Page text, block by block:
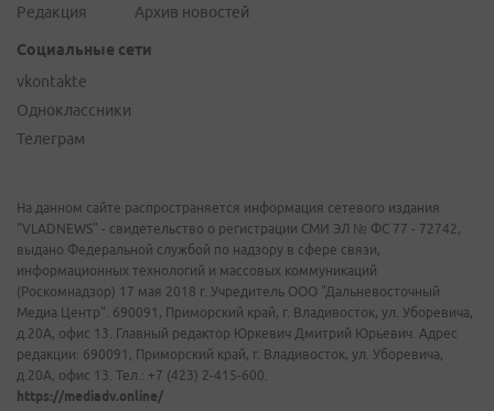
Редакция
Архив новостей
Социальные сети
vkontakte
Одноклассники
Телеграм
На данном сайте распространяется информация сетевого издания
"VLADNEWS" - свидетельство о регистрации СМИ ЭЛ № ФС 77 - 72742,
выдано Федеральной службой по надзору в сфере связи,
информационных технологий и массовых коммуникаций
(Роскомнадзор) 17 мая 2018 г. Учредитель ООО "Дальневосточный
Медиа Центр". 690091, Приморский край, г. Владивосток, ул. Уборевича,
д.20А, офис 13. Главный редактор Юркевич Дмитрий Юрьевич. Адрес
редакции: 690091, Приморский край, г. Владивосток, ул. Уборевича,
д.20А, офис 13. Тел.: +7 (423) 2-415-600.
https://mediadv.online/